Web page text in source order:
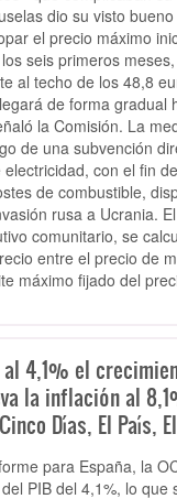
dio su visto
el precio máximo
seis primeros
al techo de los 48,8
de forma gradual
la Comisión. La
de una subvención
con el fin
de combustible,
rusa a Ucrania.
comunitario, se
entre el precio de
máximo fijado del
al 4,1% el
la inflación al
Días, El País,
para España, la
PIB del 4,1%, lo que